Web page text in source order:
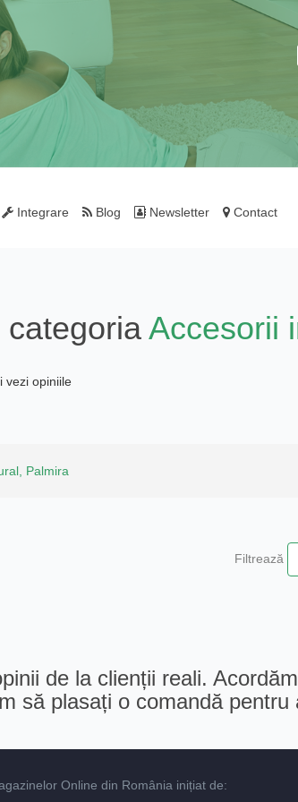
Integrare Blog Newsletter Contact
categoriaAccesorii
vezi opiniile
Palmira
Filtrează
de la clienții reali.
să plasați o comandă pentru
Online din România inițiat de: